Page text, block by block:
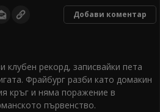
Добави коментар
клубен рекорд, записвайки пета
Фрайбург разби като домакин
кръг и няма поражение в
първенство.